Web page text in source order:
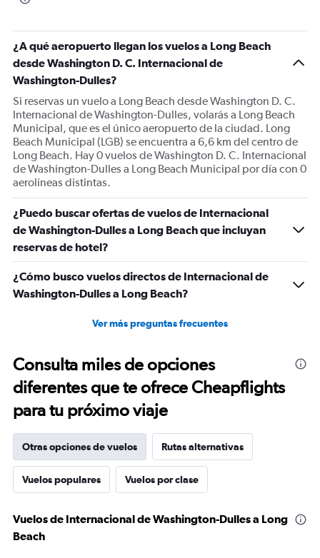
¿A qué aeropuerto llegan los vuelos a Long Beach
desde Washington D. C. Internacional de
Washington-Dulles?
Si reservas un vuelo a Long Beach desde Washington D. C.
Internacional de Washington-Dulles, volarás a Long Beach
Municipal, que es el único aeropuerto de la ciudad. Long
Beach Municipal (LGB) se encuentra a 6,6 km del centro de
Long Beach. Hay 0 vuelos de Washington D. C. Internacional
de Washington-Dulles a Long Beach Municipal por día con 0
aerolíneas distintas.
¿Puedo buscar ofertas de vuelos de Internacional
de Washington-Dulles a Long Beach que incluyan
reservas de hotel?
¿Cómo busco vuelos directos de Internacional de
Washington-Dulles a Long Beach?
Ver más preguntas frecuentes
Consulta miles de opciones
diferentes que te ofrece Cheapflights
para tu próximo viaje
Otras opciones de vuelos Rutas alternativas
Vuelos populares Vuelos por clase
Vuelos de Internacional de Washington-Dulles a Long
Beach